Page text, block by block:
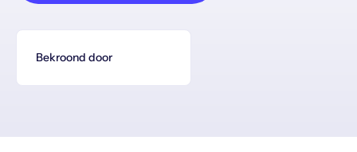
Bekroond door